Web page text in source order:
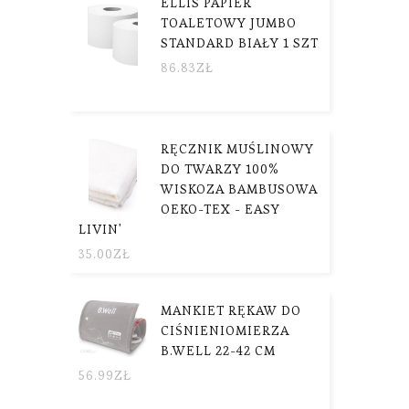
TOALETOWY JUMBO
STANDARD BIAŁY 1 SZT
86.83ZŁ
RĘCZNIK MUŚLINOWY
DO TWARZY 100%
WISKOZA BAMBUSOWA
OEKO-TEX - EASY
LIVIN'
35.00ZŁ
MANKIET RĘKAW DO
CIŚNIENIOMIERZA
B.WELL 22-42 CM
56.99ZŁ